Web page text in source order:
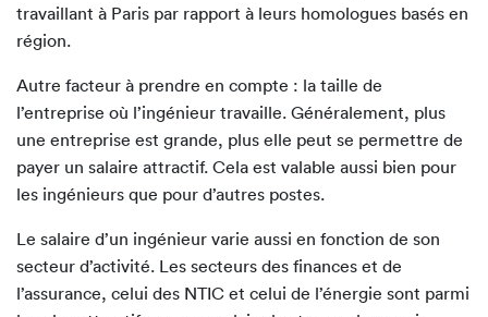
travaillant à Paris par rapport à leurs homologues basés en
région.
Autre facteur à prendre en compte : la taille de
l’entreprise où l’ingénieur travaille. Généralement, plus
une entreprise est grande, plus elle peut se permettre de
payer un salaire attractif. Cela est valable aussi bien pour
les ingénieurs que pour d’autres postes.
Le salaire d’un ingénieur varie aussi en fonction de son
secteur d’activité. Les secteurs des finances et de
l’assurance, celui des NTIC et celui de l’énergie sont parmi